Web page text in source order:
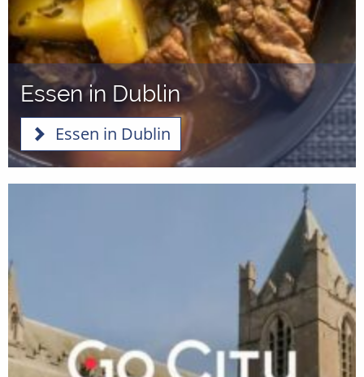
Essen in Dublin
Essen in Dublin